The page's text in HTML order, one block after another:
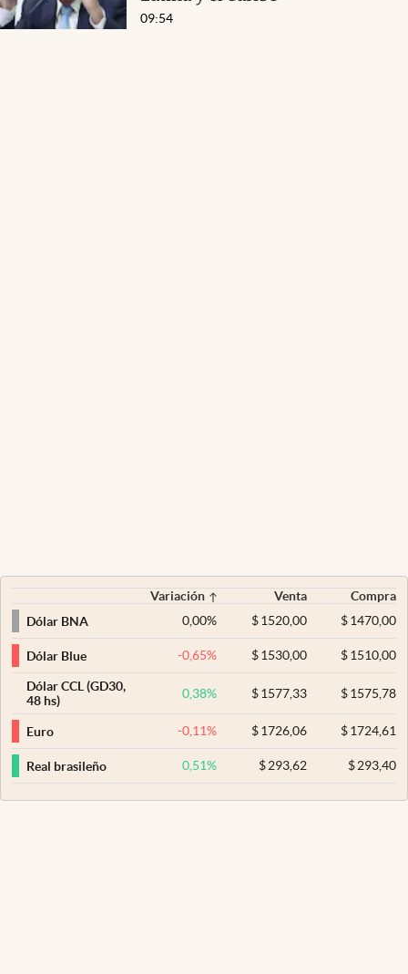
09:54
Variación Venta
Compra
Dólar BNA
0,00% $ 1520,00 $1470,00
Dólar Blue -0,65% $ 1530,00 $1510,00
Dólar CCL (GD30,
48 hs)
0,38% $ 1577,33 $1575,78
Euro -0,11% $ 1726,06 $1724,61
Real brasileño 0,51% $293,62 $293,40